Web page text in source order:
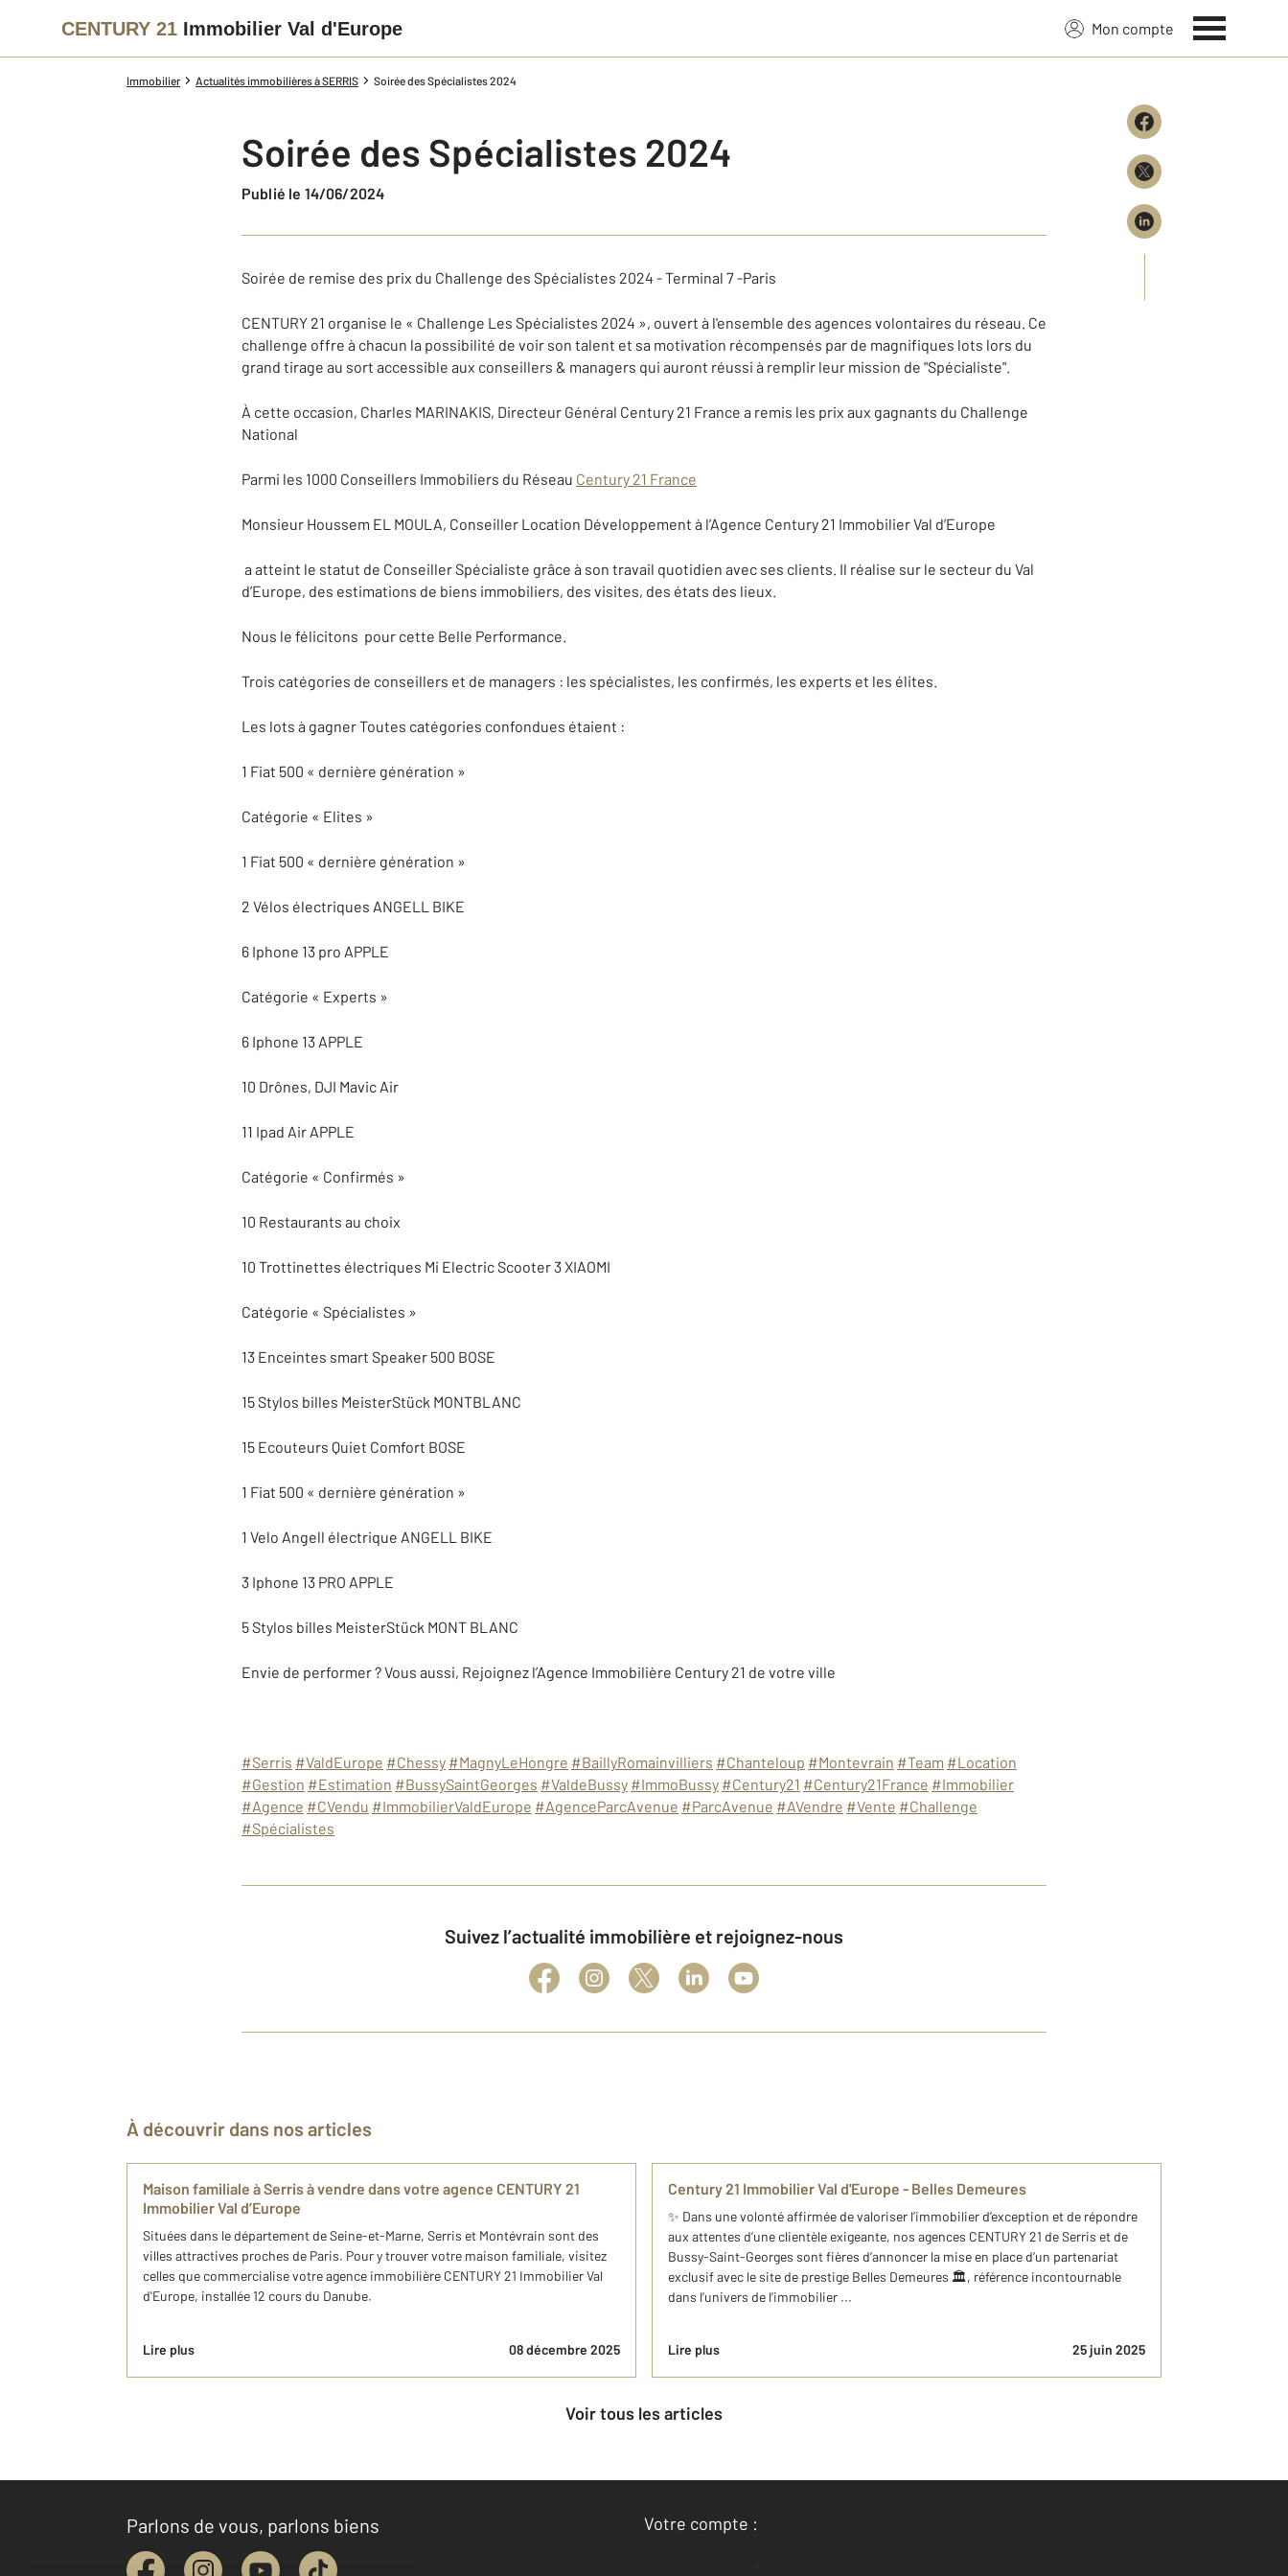
CENTURY 21 Immobilier Val d'Europe Mon compte
Immobilier Actualités immobilières à SERRIS Soirée des Spécialistes 2024
Soirée des Spécialistes 2024
Publié le 14/06/2024
Soirée de remise des prix du Challenge des Spécialistes 2024 - Terminal 7 -Paris
CENTURY 21 organise le « Challenge Les Spécialistes 2024 », ouvert à l'ensemble des agences volontaires du réseau. Ce
challenge offre à chacun la possibilité de voir son talent et sa motivation récompensés par de magnifiques lots lors du
grand tirage au sort accessible aux conseillers & managers qui auront réussi à remplir leur mission de "Spécialiste".
À cette occasion, Charles MARINAKIS, Directeur Général Century 21 France a remis les prix aux gagnants du Challenge
National
Parmi les 1000 Conseillers Immobiliers du Réseau Century 21 France
Monsieur Houssem EL MOULA, Conseiller Location Développement à l’Agence Century 21 Immobilier Val d’Europe
a atteint le statut de Conseiller Spécialiste grâce à son travail quotidien avec ses clients. Il réalise sur le secteur du Val
d’Europe, des estimations de biens immobiliers, des visites, des états des lieux.
Nous le félicitons pour cette Belle Performance.
Trois catégories de conseillers et de managers : les spécialistes, les confirmés, les experts et les élites.
Les lots à gagner Toutes catégories confondues étaient :
1 Fiat 500 « dernière génération »
Catégorie « Elites »
1 Fiat 500 « dernière génération »
2 Vélos électriques ANGELL BIKE
6 Iphone 13 pro APPLE
Catégorie « Experts »
6 Iphone 13 APPLE
10 Drônes, DJI Mavic Air
11 Ipad Air APPLE
Catégorie « Confirmés »
10 Restaurants au choix
10 Trottinettes électriques Mi Electric Scooter 3 XIAOMI
Catégorie « Spécialistes »
13 Enceintes smart Speaker 500 BOSE
15 Stylos billes MeisterStück MONTBLANC
15 Ecouteurs Quiet Comfort BOSE
1 Fiat 500 « dernière génération »
1 Velo Angell électrique ANGELL BIKE
3 Iphone 13 PRO APPLE
5 Stylos billes MeisterStück MONT BLANC
Envie de performer ? Vous aussi, Rejoignez l’Agence Immobilière Century 21 de votre ville
#Serris #ValdEurope #Chessy #MagnyLeHongre #BaillyRomainvilliers #Chanteloup #Montevrain #Team #Location
#Gestion #Estimation #BussySaintGeorges #ValdeBussy #ImmoBussy #Century21 #Century21France #Immobilier
#Agence #CVendu #ImmobilierValdEurope #AgenceParcAvenue #ParcAvenue #AVendre #Vente #Challenge
#Spécialistes
Suivez l’actualité immobilière et rejoignez-nous
À découvrir dans nos articles
Maison familiale à Serris à vendre dans votre agence CENTURY 21
Immobilier Val d’Europe
Situées dans le département de Seine-et-Marne, Serris et Montévrain sont des
villes attractives proches de Paris. Pour y trouver votre maison familiale, visitez
celles que commercialise votre agence immobilière CENTURY 21 Immobilier Val
d'Europe, installée 12 cours du Danube.
Lire plus 08 décembre 2025
Century 21 Immobilier Val d'Europe - Belles Demeures
✨ Dans une volonté affirmée de valoriser l’immobilier d’exception et de répondre
aux attentes d’une clientèle exigeante, nos agences CENTURY 21 de Serris et de
Bussy-Saint-Georges sont fières d’annoncer la mise en place d’un partenariat
exclusif avec le site de prestige Belles Demeures 🏛️, référence incontournable
dans l’univers de l’immobilier ...
Lire plus 25 juin 2025
Voir tous les articles
Parlons de vous, parlons biens
Votre compte :
Accéder à mon compte